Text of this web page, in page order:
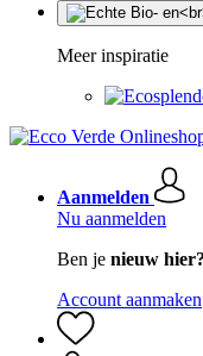
Meer inspiratie
Aanmelden
Nu aanmelden
Ben je nieuw hier?
Account aanmaken